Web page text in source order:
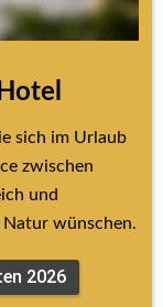
sich im Urlaub
zwischen
und
wünschen.
2026